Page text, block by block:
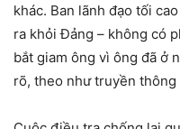
khác. Ban lãnh đạo tối
ra khỏi Đảng – không có
bắt giam ông vì ông đã ở
rõ, theo như truyền thông